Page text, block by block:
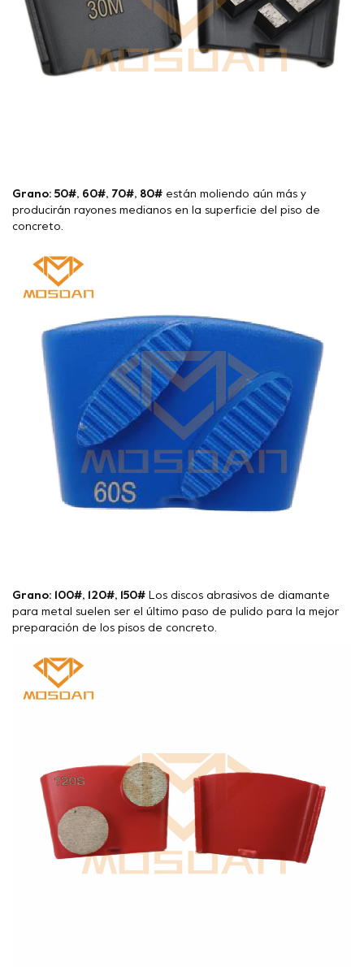
Grano: 50#, 60#, 70#, 80# están moliendo aún más y
producirán rayones medianos en la superficie del piso de
concreto.
Grano: 100#, 120#, 150#
Los discos abrasivos de diamante
para metal suelen ser el último paso de pulido para la mejor
preparación de los pisos de concreto.